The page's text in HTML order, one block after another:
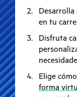
en tu
Disfruta
Elige
forma